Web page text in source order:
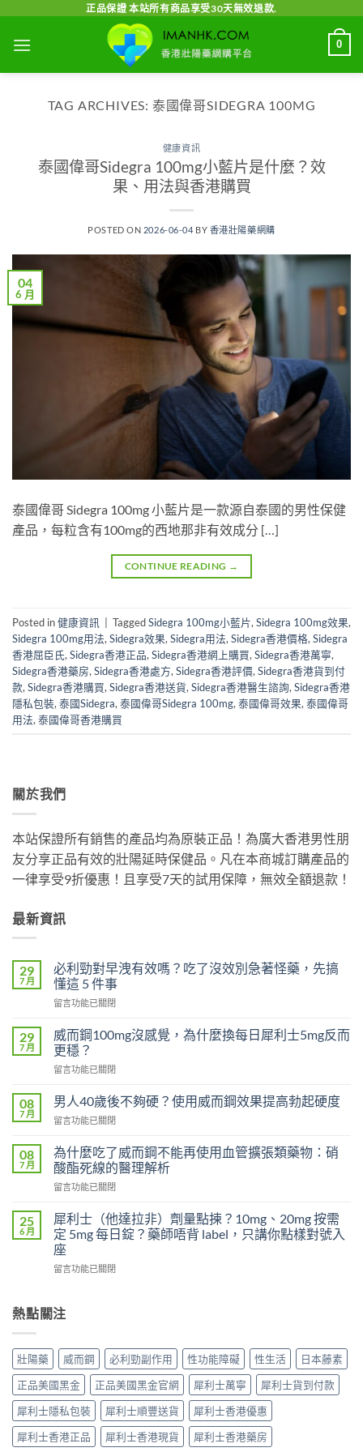
content
正品保證 本站所有商品享受30天無效退款.
0
TAG ARCHIVES: 泰國偉哥SIDEGRA 100MG
健康資訊
泰國偉哥Sidegra 100mg小藍片是什麼？效
果、用法與香港購買
POSTED ON 2026-06-04 BY 香港壯陽藥網購
04
6 月
泰國偉哥 Sidegra 100mg 小藍片是一款源自泰國的男性保健
產品，每粒含有100mg的西地那非有效成分 […]
CONTINUE READING →
Posted in健康資訊 TaggedSidegra 100mg小藍片, Sidegra 100mg效果,
Sidegra 100mg用法, Sidegra效果, Sidegra用法, Sidegra香港價格, Sidegra
香港屈臣氏, Sidegra香港正品, Sidegra香港網上購買, Sidegra香港萬寧,
Sidegra香港藥房, Sidegra香港處方, Sidegra香港評價, Sidegra香港貨到付
款, Sidegra香港購買, Sidegra香港送貨, Sidegra香港醫生諮詢, Sidegra香港
隱私包裝, 泰國Sidegra, 泰國偉哥Sidegra 100mg, 泰國偉哥效果, 泰國偉哥
用法, 泰國偉哥香港購買
關於我們
本站保證所有銷售的產品均為原裝正品！為廣大香港男性朋
友分享正品有效的壯陽延時保健品。凡在本商城訂購產品的
一律享受9折優惠！且享受7天的試用保障，無效全額退款！
最新資訊
29
7 月
必利勁對早洩有效嗎？吃了沒效別急著怪藥，先搞
懂這 5 件事
在
利
勁
對
早
有
嗎？
了
沒
效
著
怪
藥，
先
這
5
事〉
留言功能已關閉
29
7 月
威而鋼100mg沒感覺，為什麼換每日犀利士5mg反而
更穩？
在
而
鋼
100mg
感
覺，
什
換
每
日
利
反
穩？〉
中
留言功能已關閉
08
7 月
男人40歲後不夠硬？使用威而鋼效果提高勃起硬度
在
人
40
歲
後
夠
硬？
使
用
威
效
高
勃
起
硬
度〉
中
留言功能已關閉
08
7 月
為什麼吃了威而鋼不能再使用血管擴張類藥物：硝
酸酯死線的醫理解析
在
什
麼
吃
了
威
不
使
用
血
管
擴
張
類
藥
留言功能已關閉
25
6 月
犀利士（他達拉非）劑量點揀？10mg、20mg 按需
定 5mg 每日錠？藥師唔背 label，只講你點樣對號入
座
在
士
（他
拉
非）
劑
量
點
揀？
10mg、
20mg
留言功能已關閉
熱點關注
壯陽藥 威而鋼 必利勁副作用 性功能障礙 性生活
日本藤素
正品美國黑金
正品美國黑金官網 犀利士萬寧
犀利士貨到付款
犀利士隱私包裝
犀利士順豐送貨
犀利士香港優惠
犀利士香港正品
犀利士香港現貨 犀利士香港藥房